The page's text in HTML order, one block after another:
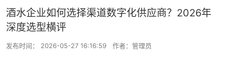
酒水企业如何选择渠道数字化供应商？2026年
深度选型横评
发布时间： 2026-05-27 16:16:59 作者：管理员